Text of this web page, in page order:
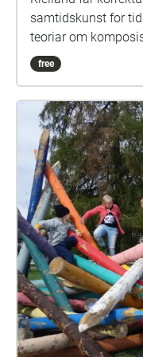
samtidskunst for
teoriar om
Kontakta med
å tenke om på
dei seinare
resepsjonen sin i
minner om mange
Det gir gjenklang
Norge». \*\*
klingande master
Valen og David
vener av ECK) +
Harriet Backer,
Moss 1981;
Stave churches
of Egyptian-Greek
heller lage egne
free